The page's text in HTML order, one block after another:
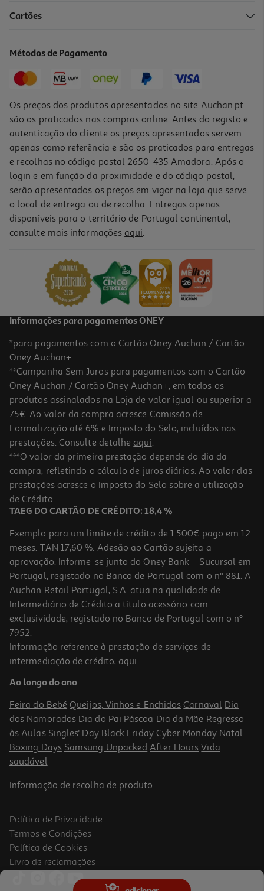
Granola Da Maria Origens Bio Bagas Goji E Côco 300g
5.0
Granola Origens Chocolate Bio 300g
16.63 €/Kg
4,99 €
-20%
Granola Origens Bio Proteica Crunchy Chocolate 275g
13.93 €/Kg
3,83 €
Promoção
Granola Seara Bio 300g
Cartões
Métodos de Pagamento
Os preços dos produtos apresentados no site Auchan.pt
são os praticados nas compras online. Antes do registo e
autenticação do cliente os preços apresentados servem
apenas como referência e são os praticados para entregas
e recolhas no código postal 2650-435 Amadora. Após o
login e em função da proximidade e do código postal,
serão apresentados os preços em vigor na loja que serve
o local de entrega ou de recolha. Entregas apenas
disponíveis para o território de Portugal continental,
consulte mais informações aqui.
Informações para pagamentos ONEY
*para pagamentos com o Cartão Oney Auchan / Cartão
Oney Auchan+.
**Campanha Sem Juros para pagamentos com o Cartão
Oney Auchan / Cartão Oney Auchan+, em todos os
produtos assinalados na Loja de valor igual ou superior a
75€. Ao valor da compra acresce Comissão de
Formalização até 6% e Imposto do Selo, incluídos nas
prestações. Consulte detalhe aqui.
***O valor da primeira prestação depende do dia da
compra, refletindo o cálculo de juros diários. Ao valor das
prestações acresce o Imposto do Selo sobre a utilização
de Crédito.
TAEG DO CARTÃO DE CRÉDITO: 18,4 %
Exemplo para um limite de crédito de 1.500€ pago em 12
meses. TAN 17,60 %. Adesão ao Cartão sujeita a
aprovação. Informe-se junto do Oney Bank – Sucursal em
Portugal, registado no Banco de Portugal com o nº 881. A
Auchan Retail Portugal, S.A. atua na qualidade de
Intermediário de Crédito a título acessório com
exclusividade, registado no Banco de Portugal com o nº
7952.
Informação referente à prestação de serviços de
intermediação de crédito, aqui.
Ao longo do ano
Feira do Bebé Queijos, Vinhos e Enchidos Carnaval Dia
dos Namorados Dia do Pai Páscoa Dia da Mãe Regresso
às Aulas Singles' Day Black Friday Cyber Monday Natal
Boxing Days Samsung Unpacked After Hours Vida
saudável
Informação de recolha de produto.
Política de Privacidade
Termos e Condições
Política de Cookies
Livro de reclamações